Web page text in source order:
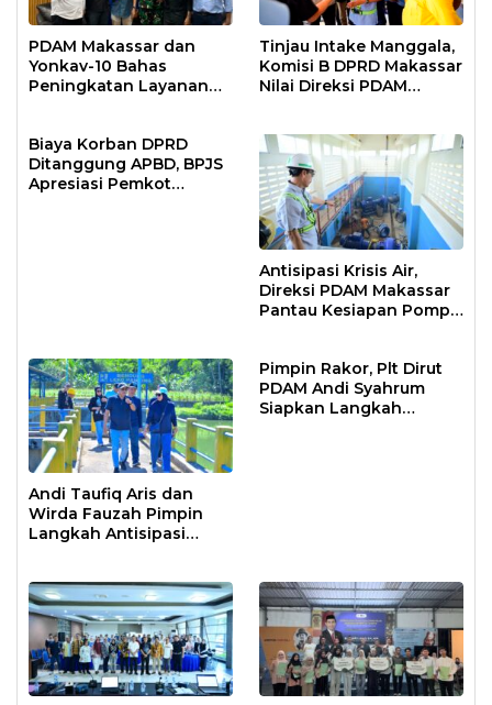
PDAM Makassar dan
Yonkav-10 Bahas
Peningkatan Layanan
Tinjau Intake Manggala,
Komisi B DPRD Makassar
Nilai Direksi PDAM
Biaya Korban DPRD
Ditanggung APBD, BPJS
Apresiasi Pemkot
Antisipasi Krisis Air,
Direksi PDAM Makassar
Pantau Kesiapan Pompa
Andi Taufiq Aris dan
Wirda Fauzah Pimpin
Langkah Antisipasi
Pimpin Rakor, Plt Dirut
PDAM Andi Syahrum
Siapkan Langkah